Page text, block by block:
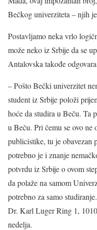
Bečkog univerziteta – njih
Postavljamo neka vrlo
može neko iz Srbije da se
Antalovska takođe
– Pošto Bečki univerzitet
student iz Srbije položi
hoće da studira u Beču. Ta
u Beču. Pri čemu se ovo
publicistike, tu je obavezan
potrebno je i znanje
potvrdu iz Srbije o ovom
da polaže na samom
potrebno za samo
Dr. Karl Luger Ring 1,
nedelja.